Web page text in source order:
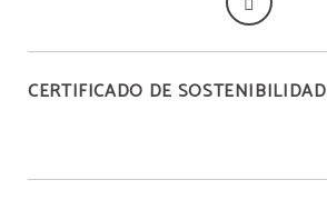
CERTIFICADO DE SOSTENIBILIDAD